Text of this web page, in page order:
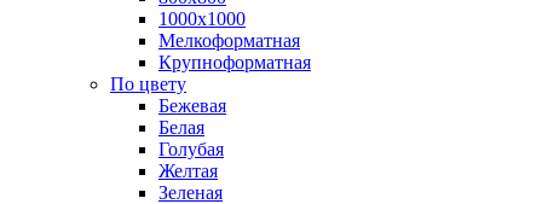
1000х1000
Мелкоформатная
Крупноформатная
По цвету
Бежевая
Белая
Голубая
Желтая
Зеленая